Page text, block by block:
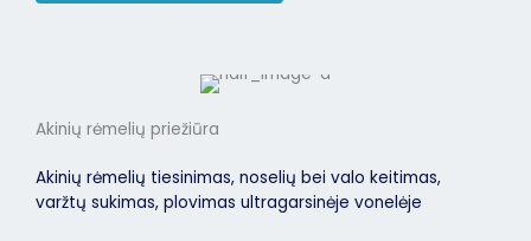
Akinių rėmelių priežiūra
Akinių rėmelių tiesinimas, noselių bei valo keitimas,
varžtų sukimas, plovimas ultragarsinėje vonelėje